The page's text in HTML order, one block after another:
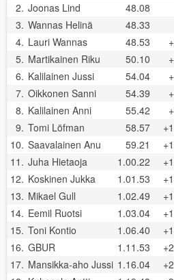
2. Joonas Lind 48.08
3. Wannas Helinä 48.33
4. Lauri Wannas 48.53
5. Martikainen Riku 50.10
6. Kalilainen Jussi 54.04
7. Oikkonen Sanni 54.39
8. Kalilainen Anni 55.42
9. Tomi Löfman 58.57
10. Saavalainen Anu 59.21
11. Juha Hietaoja 1.00.22
12. Koskinen Jukka 1.01.53
13. Mikael Gull 1.02.49
14. Eemil Ruotsi 1.03.04
15. Toni Kontio 1.06.40
16. GBUR 1.11.53
17. Mansikka-aho Jussi 1.16.04